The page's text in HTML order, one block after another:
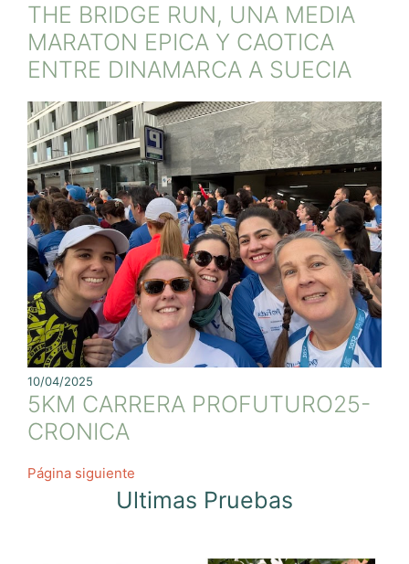
THE BRIDGE RUN, UNA MEDIA
MARATON EPICA Y CAOTICA
ENTRE DINAMARCA A SUECIA
10/04/2025
5KM CARRERA PROFUTURO25-
CRONICA
Página siguiente
Ultimas Pruebas